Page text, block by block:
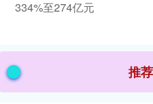
334%至274亿元
推